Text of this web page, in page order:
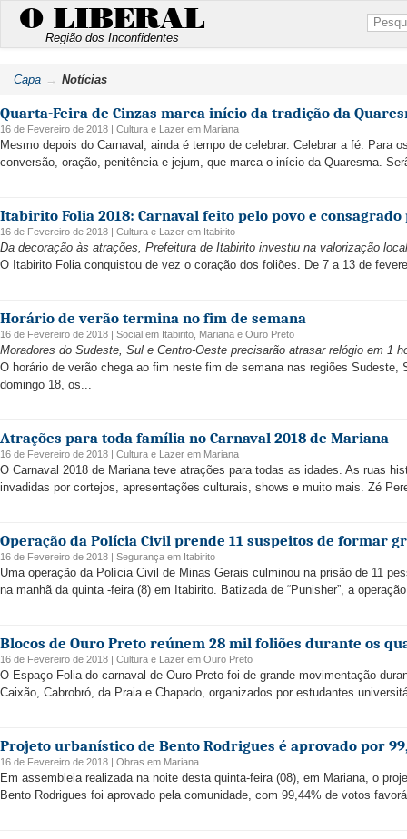
O LIBERAL
Região dos Inconfidentes
Capa Notícias
Quarta-Feira de Cinzas marca início da tradição da
16 de Fevereiro de 2018 | Cultura e Lazer em Mariana
Mesmo depois do Carnaval, ainda é tempo de celebrar. Celebrar a fé. Para
conversão, oração, penitência e jejum, que marca o início da Quaresma.
Itabirito Folia 2018: Carnaval feito pelo povo e consagrado
16 de Fevereiro de 2018 | Cultura e Lazer em Itabirito
Da decoração às atrações, Prefeitura de Itabirito investiu na valorização
O Itabirito Folia conquistou de vez o coração dos foliões. De 7 a 13 de
Horário de verão termina no fim de semana
16 de Fevereiro de 2018 | Social em Itabirito Mariana e Ouro Preto
Moradores do Sudeste, Sul e Centro-Oeste precisarão atrasar relógio em 1
O horário de verão chega ao fim neste fim de semana nas regiões Sudeste,
domingo 18, os...
Atrações para toda família no Carnaval 2018 de Mariana
16 de Fevereiro de 2018 | Cultura e Lazer em Mariana
O Carnaval 2018 de Mariana teve atrações para todas as idades. As ruas
invadidas por cortejos, apresentações culturais, shows e muito mais. Zé
Operação da Polícia Civil prende 11 suspeitos de formar
16 de Fevereiro de 2018 | Segurança em Itabirito
Uma operação da Polícia Civil de Minas Gerais culminou na prisão de 11
na manhã da quinta -feira (8) em Itabirito. Batizada de “Punisher”, a
Blocos de Ouro Preto reúnem 28 mil foliões durante os
16 de Fevereiro de 2018 | Cultura e Lazer em Ouro Preto
O Espaço Folia do carnaval de Ouro Preto foi de grande movimentação
Caixão, Cabrobró, da Praia e Chapado, organizados por estudantes
Projeto urbanístico de Bento Rodrigues é aprovado por
16 de Fevereiro de 2018 | Obras em Mariana
Em assembleia realizada na noite desta quinta-feira (08), em Mariana, o
Bento Rodrigues foi aprovado pela comunidade, com 99,44% de votos